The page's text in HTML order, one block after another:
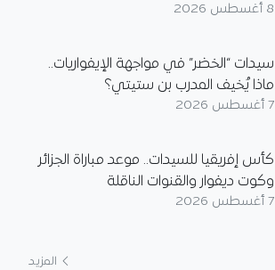
8 أغسطس 2026
سيدات “الخضر” في مواجهة الإيفواريات..
ماذا يُخيف المدرب بن ستيتي؟
7 أغسطس 2026
كأس إفريقيا للسيدات.. موعد مباراة الجزائر
وكوت ديفوار والقنوات الناقلة
7 أغسطس 2026
المزيد